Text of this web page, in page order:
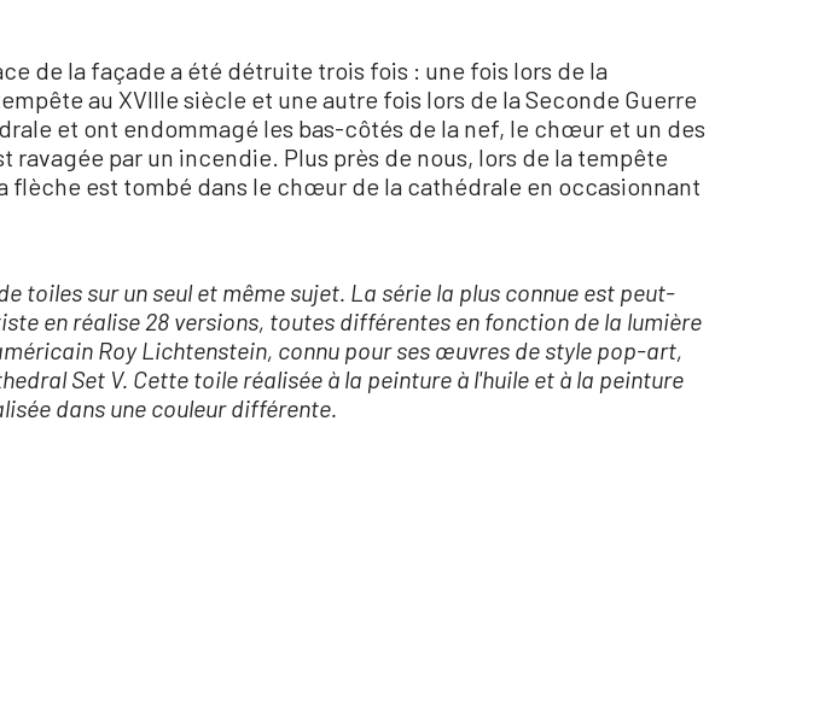
de la façade a été détruite trois fois : une fois lors de la
au XVIIIe siècle et une autre fois lors de la Seconde Guerre
et ont endommagé les bas-côtés de la nef, le chœur et un des
ravagée par un incendie. Plus près de nous, lors de la tempête
flèche est tombé dans le chœur de la cathédrale en occasionnant
toiles sur un seul et même sujet. La série la plus connue est peut-
en réalise 28 versions, toutes différentes en fonction de la lumière
Roy Lichtenstein, connu pour ses œuvres de style pop-art,
Set V. Cette toile réalisée à la peinture à l'huile et à la peinture
dans une couleur différente.